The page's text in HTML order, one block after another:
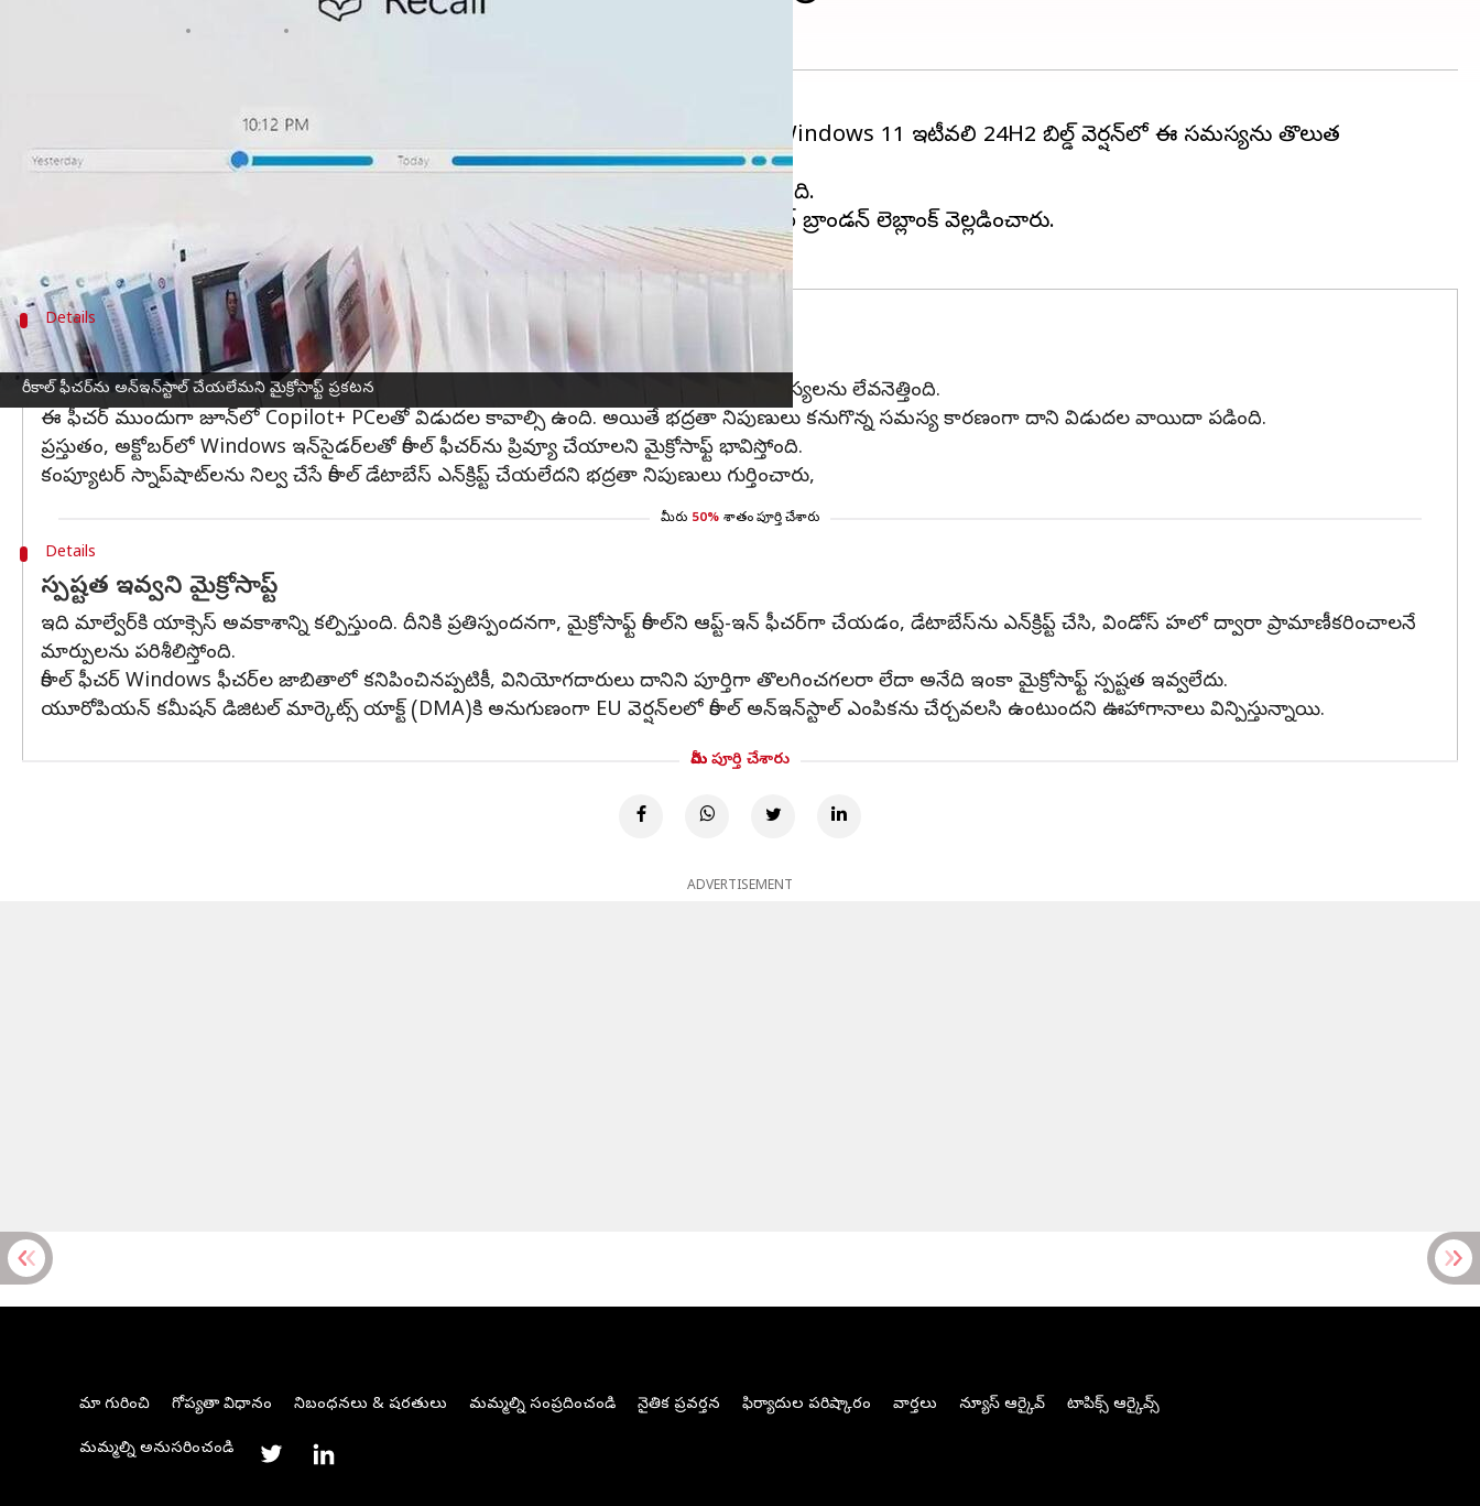
రీకాల్ ఫీచర్‌ను అన్‌ఇన్‌స్టాల్ చేయలేమని మైక్రోసాఫ్ట్ ప్రకటన
రాబోయే రీకాల్ ఫీచర్‌ను వినియోగదారులు అన్‌ఇన్‌స్టాల్ చేయలేరని స్పష్టం చేసింది. Windows 11 ఇటీవలి 24H2 బిల్డ్ వెర్షన్‌లో ఈ సమస్యను తొలుత
డెస్క్‌మోడర్‌ను గుర్తించింది.
అక్కడ వినియోగదారులు రీకాల్ ఫీచర్‌ను తమ కంప్యూటర్ల నుండి తొలగించే ప్రయత్నం చేసింది.
అయితే ఈ అంశం తుది ఉత్పత్తి బిల్డ్‌లో మాత్రం ఉందని మైక్రోసాఫ్ట్‌లోని సీనియర్ ప్రొడక్ట్ మేనేజర్ బ్రాండన్ లెబ్లాంక్ వెల్లడించారు.
Details
రీకాల్ ఫీచర్ ను ప్రివ్యూ చేయనున్న మైక్రోసాఫ్ట్
రీకాల్ ఫీచర్, వినియోగదారుల కంప్యూటర్‌లోని స్క్రీన్‌షాట్‌లను పిక్స్ తీసే విధానం, కొన్ని భద్రతా సమస్యలను లేవనెత్తింది.
ఈ ఫీచర్‌ ముందుగా జూన్‌లో Copilot+ PCలతో విడుదల కావాల్సి ఉంది. అయితే భద్రతా నిపుణులు కనుగొన్న సమస్య కారణంగా దాని విడుదల వాయిదా పడింది.
ప్రస్తుతం, అక్టోబర్‌లో Windows ఇన్‌సైడర్‌లతో రీకాల్ ఫీచర్‌ను ప్రివ్యూ చేయాలని మైక్రోసాఫ్ట్ భావిస్తోంది.
కంప్యూటర్ స్నాప్‌షాట్‌లను నిల్వ చేసే రీకాల్ డేటాబేస్ ఎన్‌క్రిప్ట్ చేయలేదని భద్రతా నిపుణులు గుర్తించారు,
మీరు 50% శాతం పూర్తి చేశారు
Details
స్పష్టత ఇవ్వని మైక్రోసాప్ట్
ఇది మాల్వేర్‌కి యాక్సెస్ అవకాశాన్ని కల్పిస్తుంది. దీనికి ప్రతిస్పందనగా, మైక్రోసాఫ్ట్ రీకాల్‌ని ఆప్ట్-ఇన్ ఫీచర్‌గా చేయడం, డేటాబేస్‌ను ఎన్‌క్రిప్ట్ చేసి, విండోస్ హలో ద్వారా ప్రామాణీకరించాలనే
మార్పులను పరిశీలిస్తోంది.
రీకాల్ ఫీచర్ Windows ఫీచర్‌ల జాబితాలో కనిపించినప్పటికీ, వినియోగదారులు దానిని పూర్తిగా తొలగించగలరా లేదా అనేది ఇంకా మైక్రోసాఫ్ట్ స్పష్టత ఇవ్వలేదు.
యూరోపియన్ కమీషన్ డిజిటల్ మార్కెట్స్ యాక్ట్ (DMA)కి అనుగుణంగా EU వెర్షన్‌లలో రీకాల్ అన్‌ఇన్‌స్టాల్ ఎంపికను చేర్చవలసి ఉంటుందని ఊహాగానాలు విన్పిస్తున్నాయి.
మీరు పూర్తి చేశారు
ADVERTISEMENT
మా గురించి గోప్యతా విధానం నిబంధనలు & షరతులు మమ్మల్ని సంప్రదించండి నైతిక ప్రవర్తన ఫిర్యాదుల పరిష్కారం వార్తలు న్యూస్ ఆర్కైవ్ టాపిక్స్ ఆర్కైవ్స్
మమ్మల్ని అనుసరించండి